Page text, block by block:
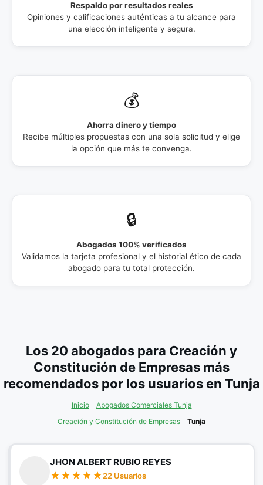
Respaldo por resultados reales
Opiniones y calificaciones auténticas a tu alcance para
una elección inteligente y segura.
💰
Ahorra dinero y tiempo
Recibe múltiples propuestas con una sola solicitud y elige
la opción que más te convenga.
🔒
Abogados 100% verificados
Validamos la tarjeta profesional y el historial ético de cada
abogado para tu total protección.
Los 20 abogados para Creación y
Constitución de Empresas más
recomendados por los usuarios en Tunja
Inicio
Abogados Comerciales Tunja
Creación y Constitución de Empresas
Tunja
JHON ALBERT RUBIO REYES
22 Usuarios